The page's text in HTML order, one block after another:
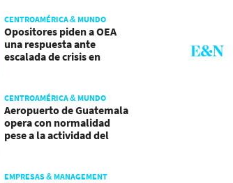
CENTROAMÉRICA & MUNDO
Opositores piden a OEA
una respuesta ante
escalada de crisis en
CENTROAMÉRICA & MUNDO
Aeropuerto de Guatemala
opera con normalidad
pese a la actividad del
EMPRESAS & MANAGEMENT